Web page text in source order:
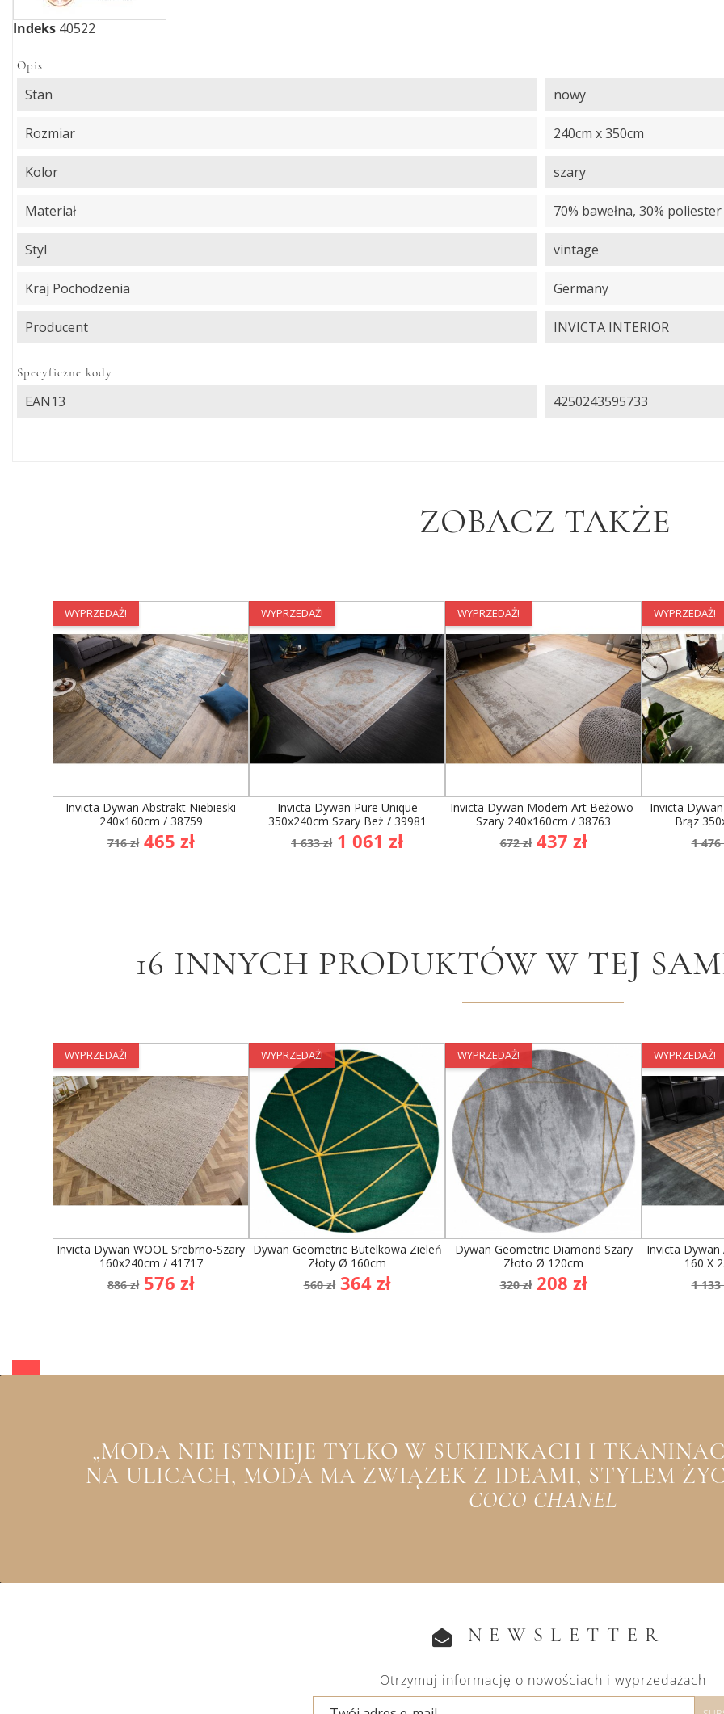
Indeks 40522
Opis
Stan nowy
Rozmiar 240cm x 350cm
Kolor szary
Materiał 70% bawełna, 30% poliester
Styl vintage
Kraj Pochodzenia Germany
Producent INVICTA INTERIOR
Specyficzne kody
EAN13 4250243595733
ZOBACZ TAKŻE
WYPRZEDAŻ!
Invicta Dywan Abstrakt Niebieski
240x160cm / 38759
Cena
podstawowa
716 zł Cena
465 zł
WYPRZEDAŻ!
Invicta Dywan Pure Unique
350x240cm Szary Beż / 39981
Cena
podstawowa
1 633 zł Cena
1 061 zł
WYPRZEDAŻ!
Invicta Dywan Modern Art Beżowo-
Szary 240x160cm / 38763
Cena
podstawowa
672 zł Cena
437 zł
WYPRZEDAŻ!
Invicta
Brąz
1 476
16 INNYCH PRODUKTÓW W TEJ
WYPRZEDAŻ!
Invicta Dywan WOOL Srebrno-Szary
160x240cm / 41717
Cena
podstawowa
886 zł Cena
576 zł
WYPRZEDAŻ!
Dywan Geometric Butelkowa Zieleń
Złoty Ø 160cm
Cena
podstawowa
560 zł Cena
364 zł
WYPRZEDAŻ!
Dywan Geometric Diamond Szary
Złoto Ø 120cm
Cena
podstawowa
320 zł Cena
208 zł
WYPRZEDAŻ!
Invicta
160 X
1 133
„MODA NIE ISTNIEJE TYLKO W SUKIENKACH I
NA ULICACH, MODA MA ZWIĄZEK Z IDEAMI, STYLEM
COCO CHANEL
NEWSLETTER
Otrzymuj informację o nowościach i wyprzedażach